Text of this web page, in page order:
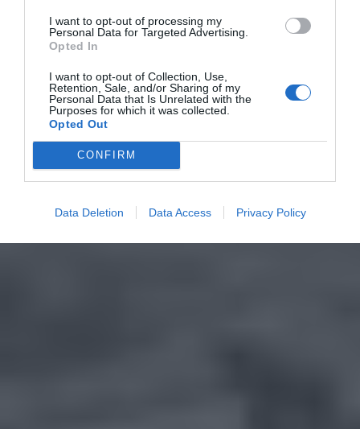
I want to opt-out of processing my
Personal Data for Targeted Advertising.
Opted In
I want to opt-out of Collection, Use,
Retention, Sale, and/or Sharing of my
Personal Data that Is Unrelated with the
Purposes for which it was collected.
Opted Out
CONFIRM
Data Deletion Data Access Privacy Policy